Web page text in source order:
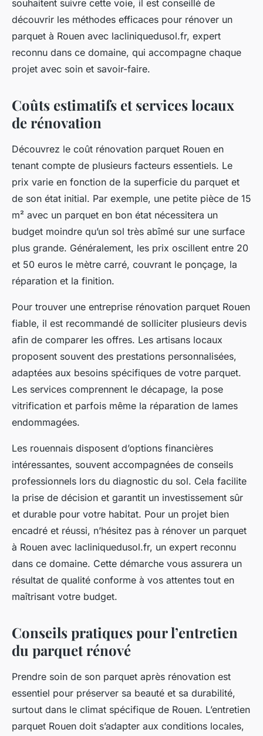
souhaitent suivre cette voie, il est conseillé de
découvrir les méthodes efficaces pour rénover un
parquet à Rouen avec lacliniquedusol.fr, expert
reconnu dans ce domaine, qui accompagne chaque
projet avec soin et savoir-faire.
Coûts estimatifs et services locaux
de rénovation
Découvrez le coût rénovation parquet Rouen en
tenant compte de plusieurs facteurs essentiels. Le
prix varie en fonction de la superficie du parquet et
de son état initial. Par exemple, une petite pièce de 15
m² avec un parquet en bon état nécessitera un
budget moindre qu’un sol très abîmé sur une surface
plus grande. Généralement, les prix oscillent entre 20
et 50 euros le mètre carré, couvrant le ponçage, la
réparation et la finition.
Pour trouver une entreprise rénovation parquet Rouen
fiable, il est recommandé de solliciter plusieurs devis
afin de comparer les offres. Les artisans locaux
proposent souvent des prestations personnalisées,
adaptées aux besoins spécifiques de votre parquet.
Les services comprennent le décapage, la pose
vitrification et parfois même la réparation de lames
endommagées.
Les rouennais disposent d’options financières
intéressantes, souvent accompagnées de conseils
professionnels lors du diagnostic du sol. Cela facilite
la prise de décision et garantit un investissement sûr
et durable pour votre habitat. Pour un projet bien
encadré et réussi, n’hésitez pas à rénover un parquet
à Rouen avec lacliniquedusol.fr, un expert reconnu
dans ce domaine. Cette démarche vous assurera un
résultat de qualité conforme à vos attentes tout en
maîtrisant votre budget.
Conseils pratiques pour l’entretien
du parquet rénové
Prendre soin de son parquet après rénovation est
essentiel pour préserver sa beauté et sa durabilité,
surtout dans le climat spécifique de Rouen. L’entretien
parquet Rouen doit s’adapter aux conditions locales,